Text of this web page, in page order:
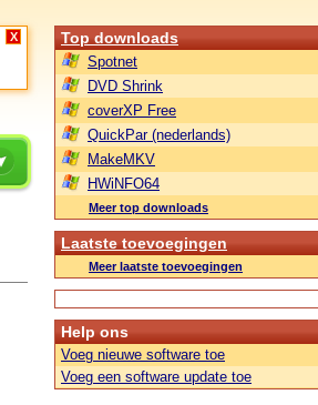
X Top downloads
Spotnet
DVD Shrink
coverXP Free
QuickPar (nederlands)
MakeMKV
HWiNFO64
Meer top downloads
Laatste toevoegingen
Meer laatste toevoegingen
Help ons
Voeg nieuwe software toe
Voeg een software update toe